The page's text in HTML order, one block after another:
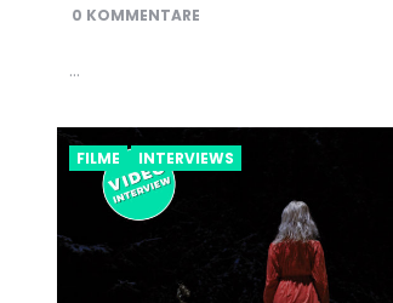
BY
0 KOMMENTARE
…
FILME INTERVIEWS